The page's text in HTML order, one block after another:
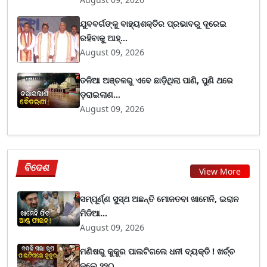
ଯୁବବର୍ଗଙ୍କୁ ବାହ୍ୟଶକ୍ତିର ପ୍ରଭାବରୁ ଦୂରେଇ
ରହିବାକୁ ଆହ୍...
August 09, 2026
ତଳିଆ ଅଞ୍ଚଳରୁ ଏବେ ଛାଡ଼ିଥିଲା ପାଣି, ପୁଣି ଥରେ
ଡ଼ରାଇଲାଣ...
August 09, 2026
ବିଦେଶ View More
ସମ୍ପୂର୍ଣ୍ଣ ସୁସ୍ଥ ଅଛନ୍ତି ମୋଜତବା ଖାମେନି, ଇରାନ
ମିଡିଆ...
August 09, 2026
ମଣିଷରୁ କୁକୁର ପାଲଟିଗଲେ ଧନୀ ବ୍ୟକ୍ତି ! ଖର୍ଚ୍ଚ